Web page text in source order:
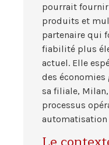
pourrait
produits et
partenaire qui
fiabilité plus
actuel. Elle
des économies
sa filiale,
processus
automatisation